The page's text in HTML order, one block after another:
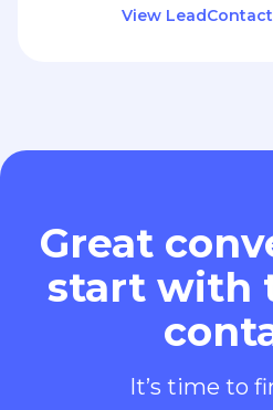
View
Great
start with
It’s time to